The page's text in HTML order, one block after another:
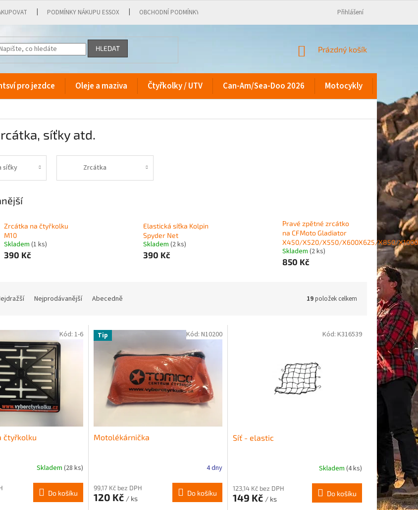
PODMÍNKY NÁKUPU ESSOX OBCHODNÍ PODMÍNKY Přihlášení
HLEDAT
NÁKUPNÍ
Prázdný košík
pro jezdce Oleje a maziva Čtyřkolky / UTV Can-Am/Sea-Doo 2026 Motocykly
síťky atd.
síťky Zrcátka
Zrcátka na čtyřkolku
M10
Skladem (1 ks)
390 Kč
Elastická síťka Kolpin
Spyder Net
Skladem (2 ks)
390 Kč
Pravé zpětné zrcátko
na CFMoto Gladiator
X450/X520/X550/X600X625/X850/X1000
Skladem (2 ks)
850 Kč
Nejprodávanější Abecedně 19položek celkem
čtyřkolku
Skladem (28 ks)
Do košíku
Kód: 1-6 Tip
Motolékárnička
4 dny
99,17 Kč bez DPH
120 Kč / ks
Do košíku
Kód: N10200
Síť - elastic
Skladem (4 ks)
123,14 Kč bez DPH
149 Kč / ks
Do košíku
Kód: K316539